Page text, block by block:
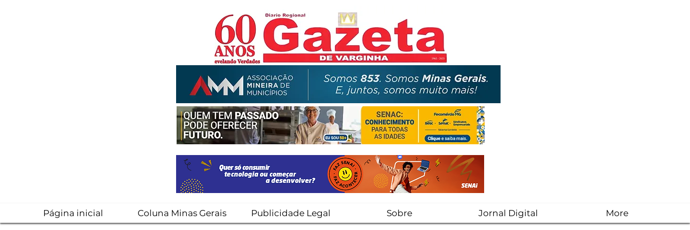
Página inicial Coluna Minas Gerais Publicidade Legal Sobre Jornal Digital More